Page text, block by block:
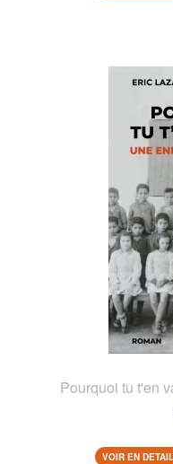
Pourquoi tu t'en
VOIR EN